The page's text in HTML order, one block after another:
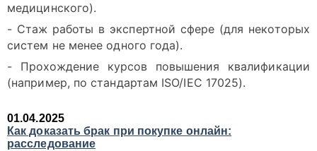
медицинского).
- Стаж работы в экспертной сфере (для некоторых
систем не менее одного года).
- Прохождение курсов повышения квалификации
(например, по стандартам ISO/IEC 17025).
01.04.2025
Как доказать брак при покупке онлайн:
расследование